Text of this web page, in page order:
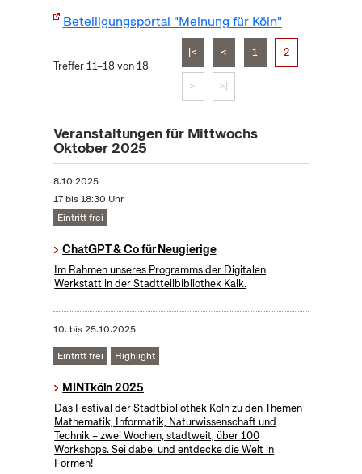
Beteiligungsportal "Meinung für Köln"
Treffer 11–18 von 18
|< < 1 2
> >|
Veranstaltungen für Mittwochs
Oktober 2025
8.10.2025
17 bis 18:30 Uhr
Eintritt frei
ChatGPT & Co für Neugierige
Im Rahmen unseres Programms der Digitalen
Werkstatt in der Stadtteilbibliothek Kalk.
10. bis25.10.2025
Eintritt frei Highlight
MINTköln 2025
Das Festival der Stadtbibliothek Köln zu den Themen
Mathematik, Informatik, Naturwissenschaft und
Technik – zwei Wochen, stadtweit, über 100
Workshops. Sei dabei und entdecke die Welt in
Formen!